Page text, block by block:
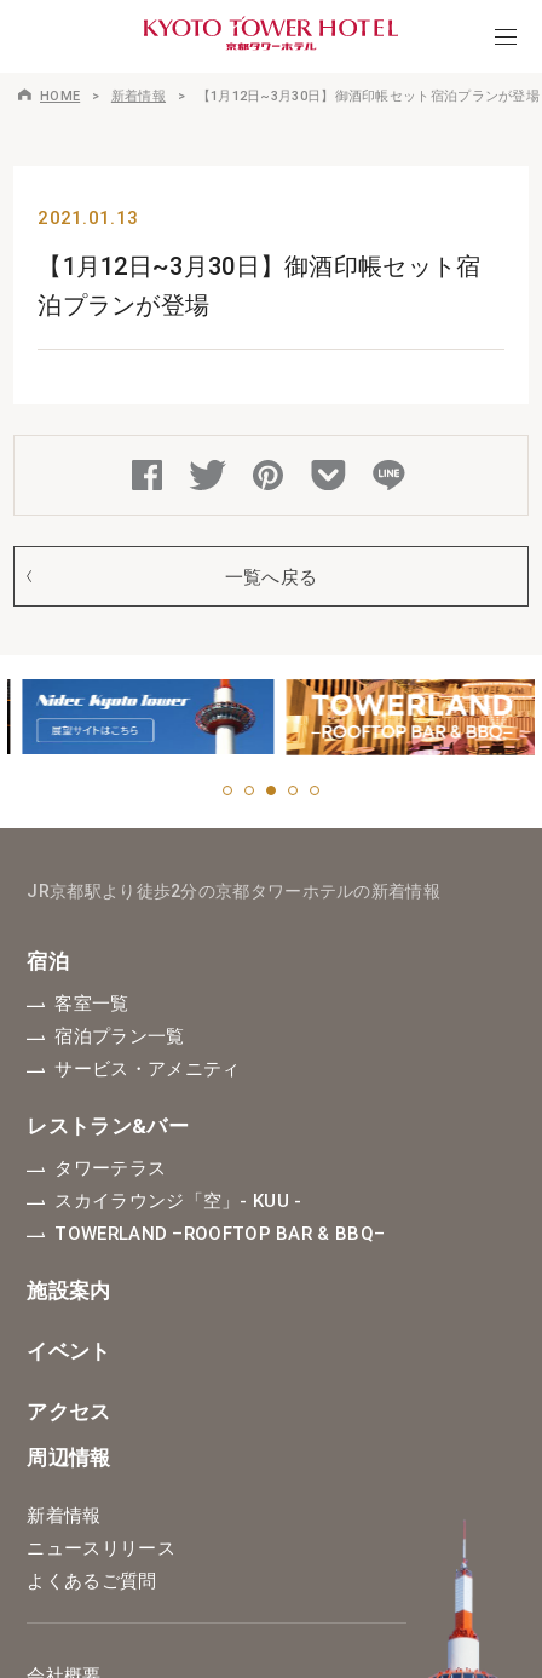
HOME 新着情報 【1月12日~3月30日】御酒印帳セット宿泊プランが登場
2021.01.13
【1月12日~3月30日】御酒印帳セット宿
泊プランが登場
一覧へ戻る
JR京都駅より徒歩2分の京都タワーホテルの新着情報
宿泊
客室一覧
宿泊プラン一覧
サービス・アメニティ
レストラン&バー
タワーテラス
スカイラウンジ「空」 - KUU -
TOWERLAND –ROOFTOP BAR & BBQ–
施設案内
イベント
アクセス
周辺情報
新着情報
ニュースリリース
よくあるご質問